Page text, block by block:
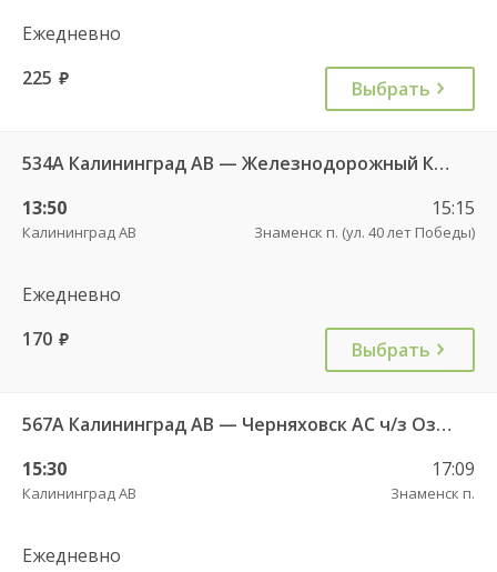
Ежедневно
225 руб. Выбрать
534А Калининград АВ — Железнодорожный КДП
13:50
Калининград АВ
15:15
Знаменск п. (ул. 40 лет Победы)
Ежедневно
170 руб. Выбрать
567А Калининград АВ — Черняховск АС ч/з Озерки п., Правдинск КДП, Железнодорожный КДП
15:30
Калининград АВ
17:09
Знаменск п.
Ежедневно